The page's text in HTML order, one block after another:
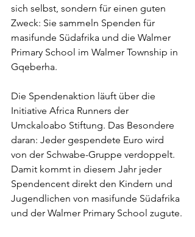
sich selbst, sondern für einen guten
Zweck: Sie sammeln Spenden für
masifunde Südafrika und die Walmer
Primary School im Walmer Township in
Gqeberha.
Die Spendenaktion läuft über die
Initiative Africa Runners der
Umckaloabo Stiftung. Das Besondere
daran: Jeder gespendete Euro wird
von der Schwabe-Gruppe verdoppelt.
Damit kommt in diesem Jahr jeder
Spendencent direkt den Kindern und
Jugendlichen von masifunde Südafrika
und der Walmer Primary School zugute.